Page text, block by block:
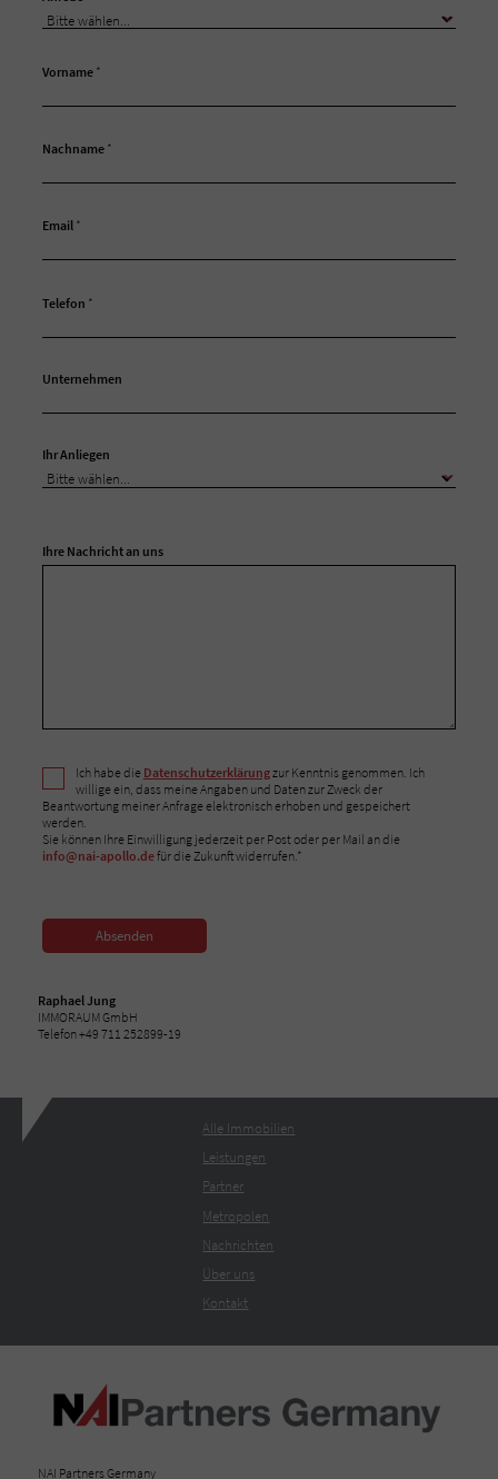
Vorname *
Nachname *
Email *
Telefon *
Unternehmen
Ihr Anliegen
Ihre Nachricht an uns
Ich habe die Datenschutzerklärungzur Kenntnis genommen. Ich
willige ein, dass meine Angaben und Daten zur Zweck der
Beantwortung meiner Anfrage elektronisch erhoben und gespeichert
werden.
Sie können Ihre Einwilligung jederzeit per Post oder per Mail an die
info@nai-apollo.defür die Zukunft widerrufen.*
Absenden
Raphael Jung
IMMORAUM GmbH
Telefon +49 711 252899-19
Alle Immobilien
Leistungen
Partner
Metropolen
Nachrichten
Über uns
Kontakt
NAI Partners Germany